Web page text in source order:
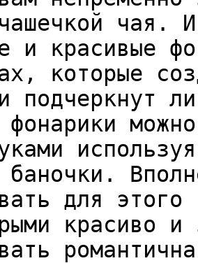
чая.
и красивые
которые
подчеркнут
фонарики
баночки.
для
красиво и